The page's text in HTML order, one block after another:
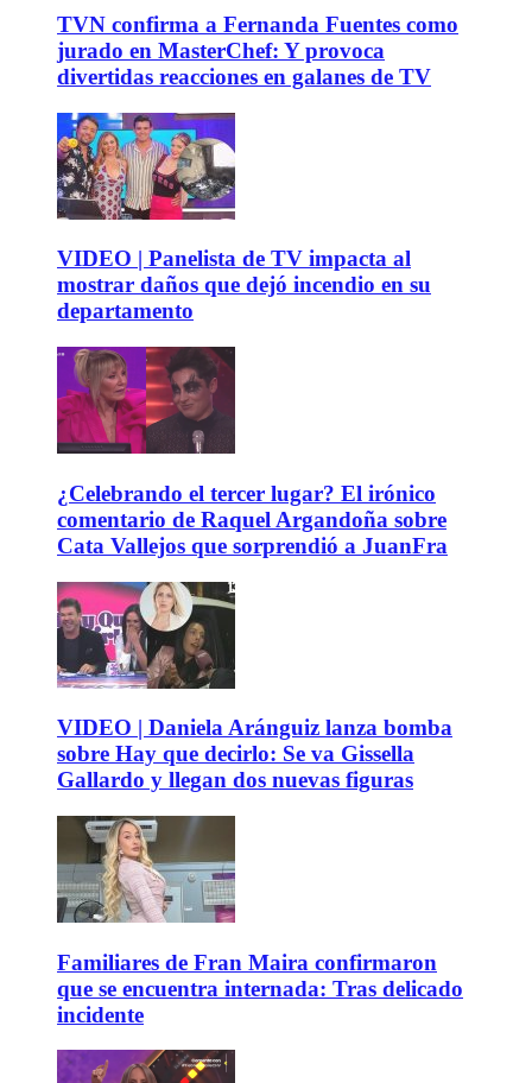
TVN confirma a Fernanda Fuentes como
jurado en MasterChef: Y provoca
divertidas reacciones en galanes de TV
VIDEO | Panelista de TV impacta al
mostrar daños que dejó incendio en su
departamento
¿Celebrando el tercer lugar? El irónico
comentario de Raquel Argandoña sobre
Cata Vallejos que sorprendió a JuanFra
VIDEO | Daniela Aránguiz lanza bomba
sobre Hay que decirlo: Se va Gissella
Gallardo y llegan dos nuevas figuras
Familiares de Fran Maira confirmaron
que se encuentra internada: Tras delicado
incidente